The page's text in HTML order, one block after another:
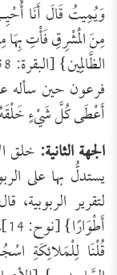
وَيُمِيتُ قَالَ أَنَا
مِنَ الْمَشْرِقِ فَأْتِ بِهَا
فرعون حين سأله
أَعْطَى كُلَّ شَيْءٍ
الجهة الثانية: خلق
يستدلُّ بها على
لتقرير
قُلْنَا لِلْمَلائِكَةِ